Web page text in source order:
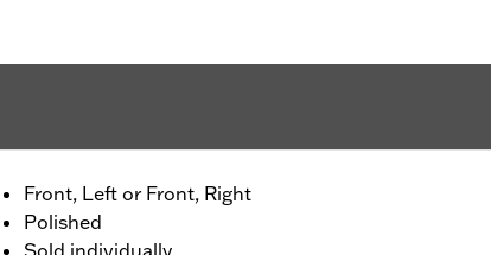
Front, Left or Front, Right
Polished
Sold individually